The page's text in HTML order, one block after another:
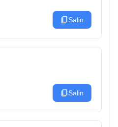
content_copySalin
content_copySalin